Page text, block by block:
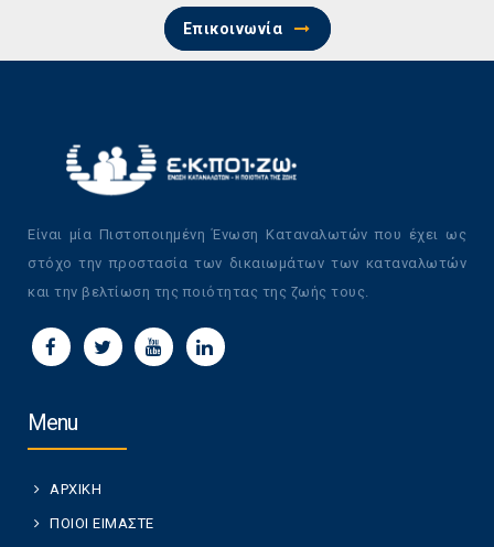
Επικοινωνία
Είναι μία Πιστοποιημένη Ένωση Καταναλωτών που έχει ως
στόχο την προστασία των δικαιωμάτων των καταναλωτών
και την βελτίωση της ποιότητας της ζωής τους.
Menu
ΑΡΧΙΚΗ
ΠΟΙΟΙ ΕΙΜΑΣΤΕ